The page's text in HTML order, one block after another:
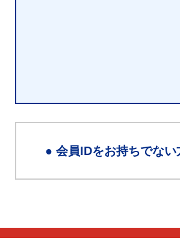
● 会員IDをお持ちでない